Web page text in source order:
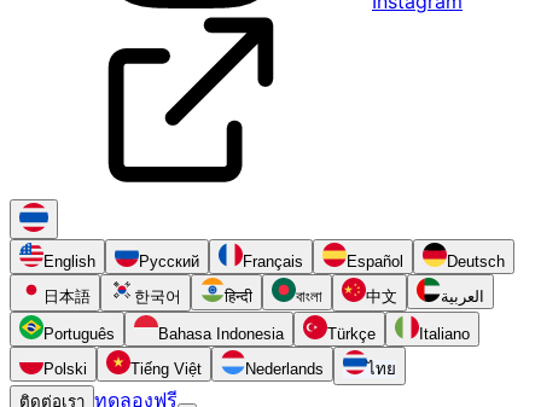
English Русский Français Español
Deutsch
日本語
한국어 हिन्दी বাংলা 中文 العربية
Português Bahasa Indonesia Türkçe
Italiano
Polski
Tiếng Việt Nederlands
ไทย
ติดต่อเรา ทดลองฟรี